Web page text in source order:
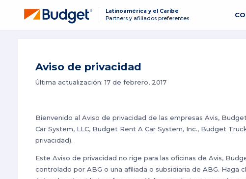
Latinoamérica y el Caribe
Partners y afiliados preferentes
Aviso de privacidad
Última actualización: 17 de febrero, 2017
Bienvenido al Aviso de privacidad de las empresas Avis,
Car System, LLC, Budget Rent A Car System, Inc., Budget
privacidad).
Este Aviso de privacidad no rige para las oficinas de Avis,
controlado por ABG o una afiliada o subsidiaria de ABG. Haga